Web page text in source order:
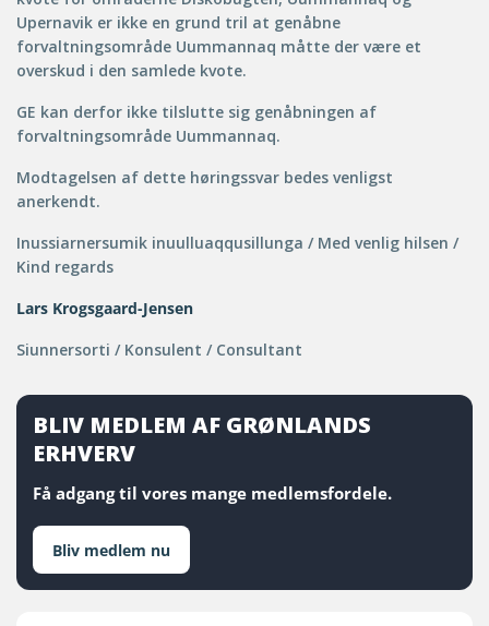
Upernavik er ikke en grund tril at genåbne
forvaltningsområde Uummannaq måtte der være et
overskud i den samlede kvote.
GE kan derfor ikke tilslutte sig genåbningen af
forvaltningsområde Uummannaq.
Modtagelsen af dette høringssvar bedes venligst
anerkendt.
Inussiarnersumik inuulluaqqusillunga / Med venlig hilsen /
Kind regards
Lars Krogsgaard-Jensen
Siunnersorti / Konsulent / Consultant
BLIV MEDLEM AF GRØNLANDS
ERHVERV
Få adgang til vores mange medlemsfordele.
Bliv medlem nu